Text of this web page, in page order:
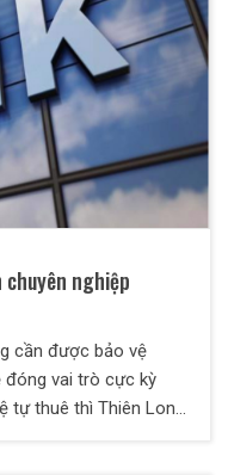
nghiệp
cần được bảo vệ
đóng vai trò cực kỳ
tự thuê thì Thiên Long